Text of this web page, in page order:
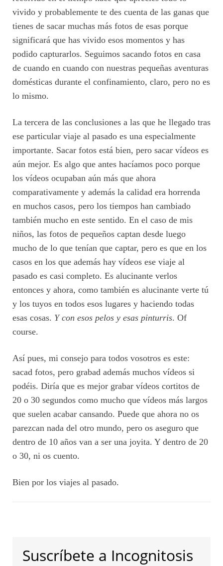
vivido y probablemente te des cuenta de las ganas que
tienes de sacar muchas más fotos de esas porque
significará que has vivido esos momentos y has
podido capturarlos. Seguimos sacando fotos en casa
de cuando en cuando con nuestras pequeñas aventuras
domésticas durante el confinamiento, claro, pero no es
lo mismo.
La tercera de las conclusiones a las que he llegado tras
ese particular viaje al pasado es una especialmente
importante. Sacar fotos está bien, pero sacar vídeos es
aún mejor. Es algo que antes hacíamos poco porque
los vídeos ocupaban aún más que ahora
comparativamente y además la calidad era horrenda
en muchos casos, pero los tiempos han cambiado
también mucho en este sentido. En el caso de mis
niños, las fotos de pequeños captan desde luego
mucho de lo que tenían que captar, pero es que en los
casos en los que además hay vídeos ese viaje al
pasado es casi completo. Es alucinante verlos
entonces y ahora, como también es alucinante verte tú
y los tuyos en todos esos lugares y haciendo todas
esas cosas. Y con esos pelos y esas pinturris. Of
course.
Así pues, mi consejo para todos vosotros es este:
sacad fotos, pero grabad además muchos vídeos si
podéis. Diría que es mejor grabar vídeos cortitos de
20 o 30 segundos como mucho que vídeos más largos
que suelen acabar cansando. Puede que ahora no os
parezcan nada del otro mundo, pero os aseguro que
dentro de 10 años van a ser una joyita. Y dentro de 20
o 30, ni os cuento.
Bien por los viajes al pasado.
Suscríbete a Incognitosis